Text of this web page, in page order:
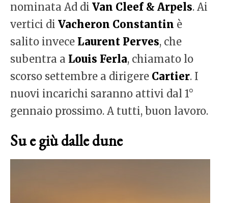
nominata Ad di Van Cleef & Arpels. Ai
vertici di Vacheron Constantin è
salito invece Laurent Perves, che
subentra a Louis Ferla, chiamato lo
scorso settembre a dirigere Cartier. I
nuovi incarichi saranno attivi dal 1°
gennaio prossimo. A tutti, buon lavoro.
Su e giù dalle dune